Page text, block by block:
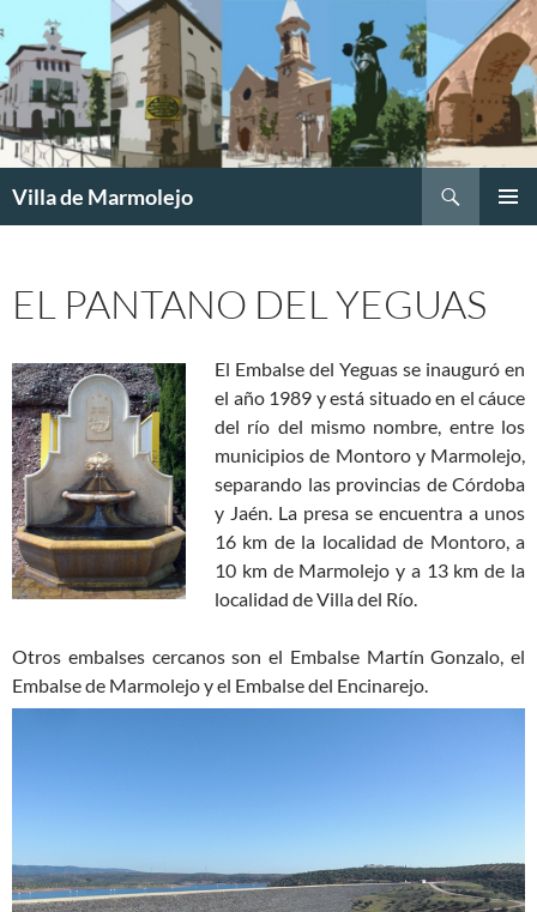
Villa de Marmolejo
EL PANTANO DEL YEGUAS
El Embalse del Yeguas se inauguró en
el año 1989 y está situado en el cáuce
del río del mismo nombre, entre los
municipios de Montoro y Marmolejo,
separando las provincias de Córdoba
y Jaén. La presa se encuentra a unos
16 km de la localidad de Montoro, a
10 km de Marmolejo y a 13 km de la
localidad de Villa del Río.
Otros embalses cercanos son el Embalse Martín Gonzalo, el
Embalse de Marmolejo y el Embalse del Encinarejo.